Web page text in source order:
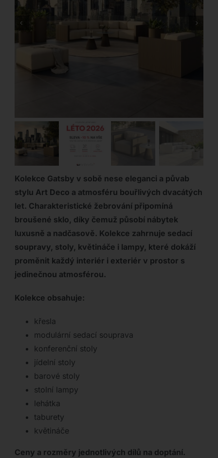
Kolekce Gatsby v sobě nese eleganci a půvab
stylu Art Deco a atmosféru bouřlivých dvacátých
let. Charakteristické žebrování připomíná
broušené sklo, díky čemuž působí nábytek
luxusně a nadčasově. Kolekce zahrnuje sedací
soupravy, stoly, květináče i lampy, které dokáží
proměnit každý interiér i exteriér v prostor s
jedinečnou atmosférou.
Kolekce obsahuje:
křesla
modulární sedací souprava
konferenční stoly
jídelní stoly
barové stoly
stolní lampy
lehátka
taburety
květináče
Ceny a rozměry jednotlivých dílů na doptání.